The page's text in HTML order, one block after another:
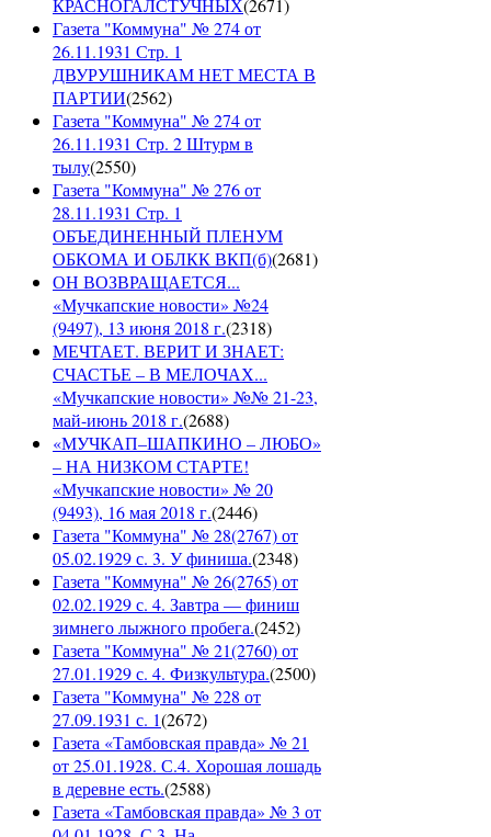
КРАСНОГАЛСТУЧНЫХ(2671)
Газета "Коммуна" № 274 от
26.11.1931 Стр. 1
ДВУРУШНИКАМ НЕТ МЕСТА В
ПАРТИИ(2562)
Газета "Коммуна" № 274 от
26.11.1931 Стр. 2 Штурм в
тылу(2550)
Газета "Коммуна" № 276 от
28.11.1931 Стр. 1
ОБЪЕДИНЕННЫЙ ПЛЕНУМ
ОБКОМА И ОБЛКК ВКП(б)(2681)
ОН ВОЗВРАЩАЕТСЯ...
«Мучкапские новости» №24
(9497), 13 июня 2018 г.(2318)
МЕЧТАЕТ. ВЕРИТ И ЗНАЕТ:
СЧАСТЬЕ – В МЕЛОЧАХ...
«Мучкапские новости» №№ 21-23,
май-июнь 2018 г.(2688)
«МУЧКАП–ШАПКИНО – ЛЮБО»
– НА НИЗКОМ СТАРТЕ!
«Мучкапские новости» № 20
(9493), 16 мая 2018 г.(2446)
Газета "Коммуна" № 28(2767) от
05.02.1929 с. 3. У финиша.(2348)
Газета "Коммуна" № 26(2765) от
02.02.1929 с. 4. Завтра — финиш
зимнего лыжного пробега.(2452)
Газета "Коммуна" № 21(2760) от
27.01.1929 с. 4. Физкультура.(2500)
Газета "Коммуна" № 228 от
27.09.1931 с. 1(2672)
Газета «Тамбовская правда» № 21
от 25.01.1928. С.4. Хорошая лошадь
в деревне есть.(2588)
Газета «Тамбовская правда» № 3 от